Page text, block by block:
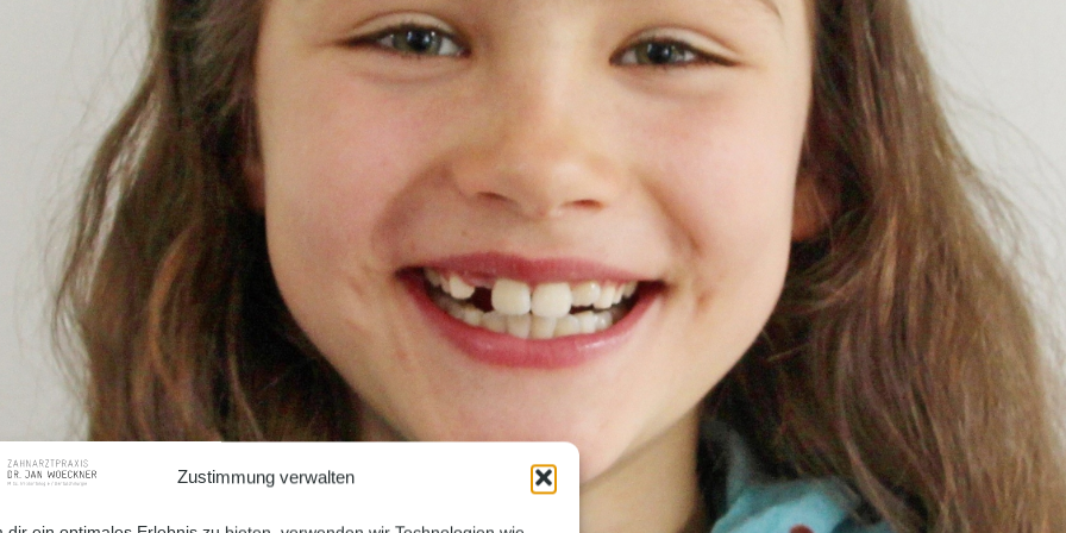
Zustimmung verwalten